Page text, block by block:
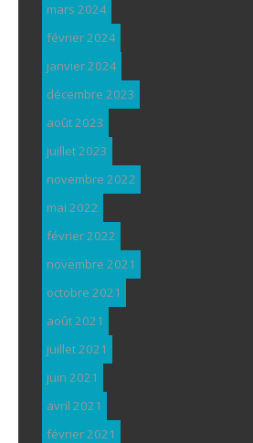
mars 2024
février 2024
janvier 2024
décembre 2023
août 2023
juillet 2023
novembre 2022
mai 2022
février 2022
novembre 2021
octobre 2021
août 2021
juillet 2021
juin 2021
avril 2021
février 2021